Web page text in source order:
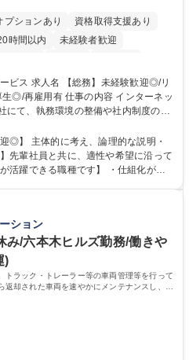
プションあり
資格取得支援あり
時間以内
未経験者歓迎
近5分以内 土日祝休み 服装自由
歓迎◎/リ
の内容 インターネッ
にて、執務環境の整備や社内制度の検
担当し、間接的に会社の生産性向上
日のメンテナンスや維持管理に加え、
だき、会社全体を巻き込み課題解決
ャリアパスを描くことも可能です。
ート可/世界で唯一の事業/福利厚生◎/
◎】 主体的に考え、論理的な説明・
先輩社員と共に、適性や希望に沿って
ある 【魅力】■自己啓発支援：資格
25万円まで）を補助 ■住宅手当：家
学
ション
み/六本木ヒルズ勤務/働きや
)
トラック・トレーラー等の車両管理等を行って
却された車両を速やかにメンテナンスし、次